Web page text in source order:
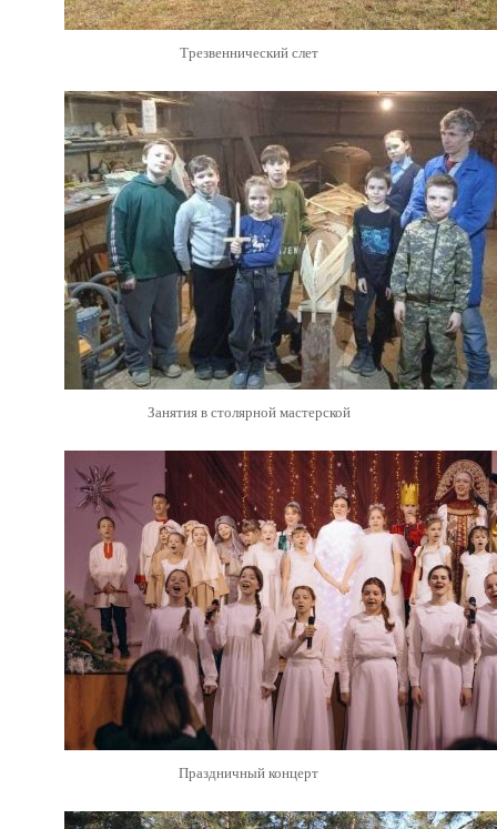
Трезвеннический слет
Занятия в столярной мастерской
Праздничный концерт